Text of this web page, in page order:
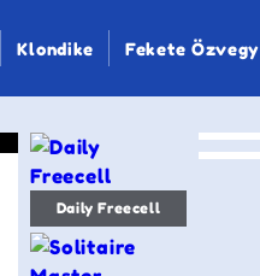
Klondike Fekete Özvegy
Daily Freecell